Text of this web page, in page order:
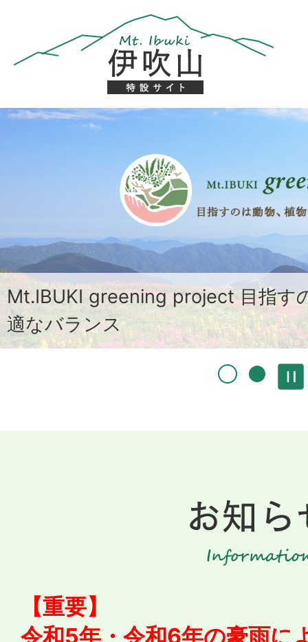
2
ラ
イ
ド
Mt.IBUKI greening project 目指す
適なバランス
【重要】
令和5年・令和6年の豪雨に